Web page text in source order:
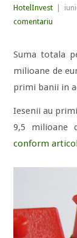
HotelInvest
comentariu
Suma totala
milioane de
primi banii in
Iesenii au
9,5 milioane
conform